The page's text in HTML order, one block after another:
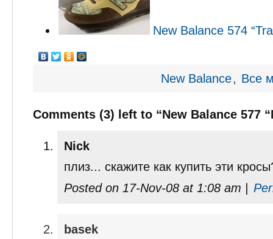
New Balance 574
New Balance, Все
Comments (3) left to “New Balance 577
Nick
плиз... скажите как купить эти
Posted on 17-Nov-08 at 1:08 am |
basek